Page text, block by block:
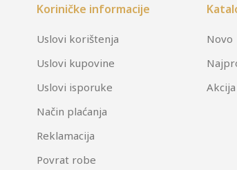
Koriničke informacije
Uslovi korištenja
Uslovi kupovine
Uslovi isporuke
Način plaćanja
Reklamacija
Povrat robe
Novo
Akcija